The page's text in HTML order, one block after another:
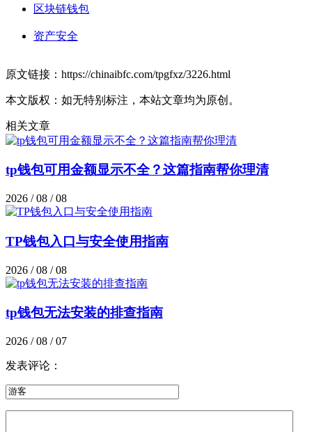
区块链钱包
资产安全
原文链接：https://chinaibfc.com/tpgfxz/3226.html
本文版权：如无特别标注，本站文章均为原创。
相关文章
tp钱包可用金额显示不全？这篇指南帮你理清
2026 / 08 / 08
TP钱包入口与安全使用指南
2026 / 08 / 08
tp钱包无法安装的排查指南
2026 / 08 / 07
发表评论：